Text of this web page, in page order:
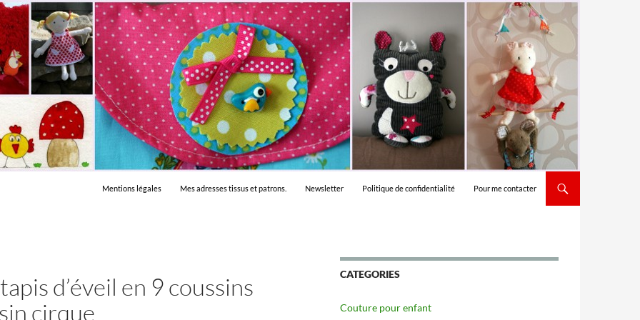
Mentions légales Mes adresses tissus et patrons. Newsletter Politique de confidentialité Pour me contacter
d’éveil en 9 coussins
cirque
CATEGORIES
Couture pour enfant